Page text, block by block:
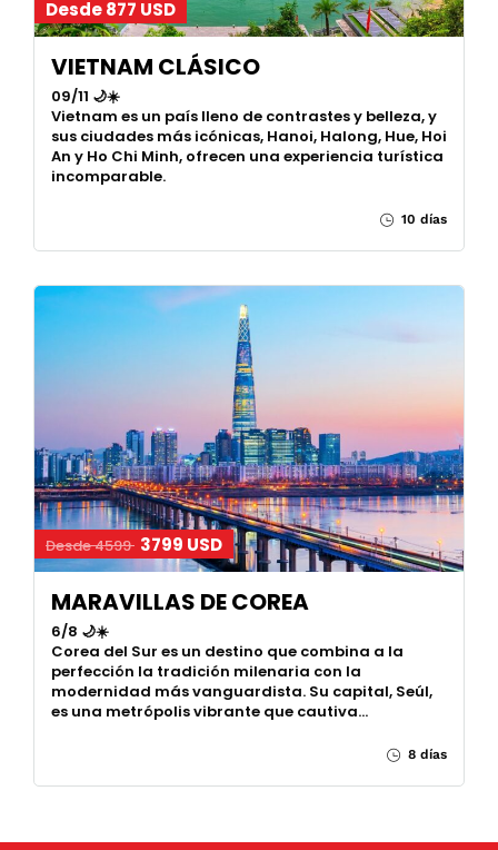
Desde 877 USD
VIETNAM CLÁSICO
09/11 🌙☀️
Vietnam es un país lleno de contrastes y belleza, y
sus ciudades más icónicas, Hanoi, Halong, Hue, Hoi
An y Ho Chi Minh, ofrecen una experiencia turística
incomparable.
10 días
Desde 4599 3799 USD
MARAVILLAS DE COREA
6/8 🌙☀️
Corea del Sur es un destino que combina a la
perfección la tradición milenaria con la
modernidad más vanguardista. Su capital, Seúl,
es una metrópolis vibrante que cautiva…
8 días